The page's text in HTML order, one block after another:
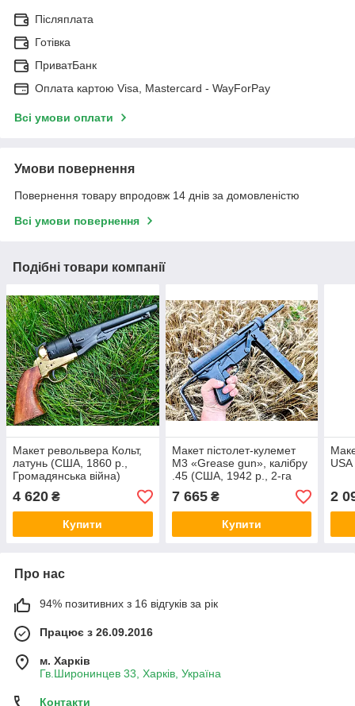
Післяплата
Готівка
ПриватБанк
Оплата картою Visa, Mastercard - WayForPay
Всі умови оплати
Умови повернення
Повернення товару впродовж 14 днів за домовленістю
Всі умови повернення
Подібні товари компанії
Макет револьвера Кольт,
латунь (США, 1860 р.,
Громадянська війна)
4 620 ₴
Купити
Макет пістолет-кулемет
M3 «Grease gun», калібру
.45 (США, 1942 р., 2-га
Світова війна)
7 665₴
Купити
2
Про нас
94% позитивних з 16 відгуків за рік
Працює з 26.09.2016
м. Харків
Гв.Широнинцев 33, Харків, Україна
Контакти